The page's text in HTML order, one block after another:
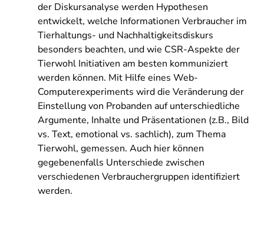
der Diskursanalyse werden Hypothesen
entwickelt, welche Informationen Verbraucher im
Tierhaltungs- und Nachhaltigkeitsdiskurs
besonders beachten, und wie CSR-Aspekte der
Tierwohl Initiativen am besten kommuniziert
werden können. Mit Hilfe eines Web-
Computerexperiments wird die Veränderung der
Einstellung von Probanden auf unterschiedliche
Argumente, Inhalte und Präsentationen (z.B., Bild
vs. Text, emotional vs. sachlich), zum Thema
Tierwohl, gemessen. Auch hier können
gegebenenfalls Unterschiede zwischen
verschiedenen Verbrauchergruppen identifiziert
werden.